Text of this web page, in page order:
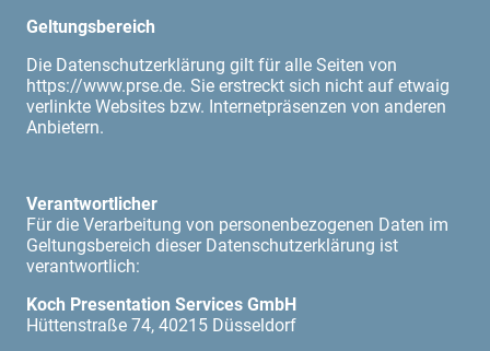
Geltungsbereich
Die Datenschutzerklärung gilt für alle Seiten von
https://www.prse.de. Sie erstreckt sich nicht auf etwaig
verlinkte Websites bzw. Internetpräsenzen von anderen
Anbietern.
Verantwortlicher
Für die Verarbeitung von personenbezogenen Daten im
Geltungsbereich dieser Datenschutzerklärung ist
verantwortlich:
Koch Presentation Services GmbH
Hüttenstraße 74, 40215 Düsseldorf